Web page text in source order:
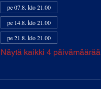
pe 07.8. klo 21.00
pe 14.8. klo 21.00
pe 21.8. klo 21.00
Näytä kaikki 4 päivämäärää